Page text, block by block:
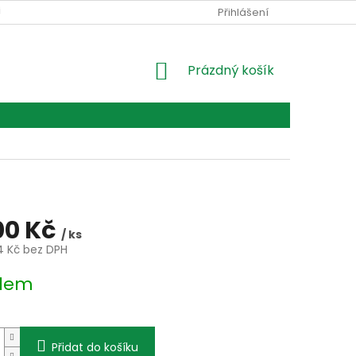
Přihlášení
NÁKUPNÍ
Prázdný košík
Kč / ks
Kč bez DPH
Přidat do košíku